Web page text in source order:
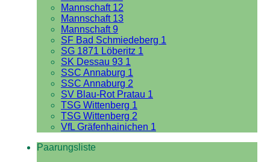
Mannschaft 12
Mannschaft 13
Mannschaft 9
SF Bad Schmiedeberg 1
SG 1871 Löberitz 1
SK Dessau 93 1
SSC Annaburg 1
SSC Annaburg 2
SV Blau-Rot Pratau 1
TSG Wittenberg 1
TSG Wittenberg 2
VfL Gräfenhainichen 1
Paarungsliste